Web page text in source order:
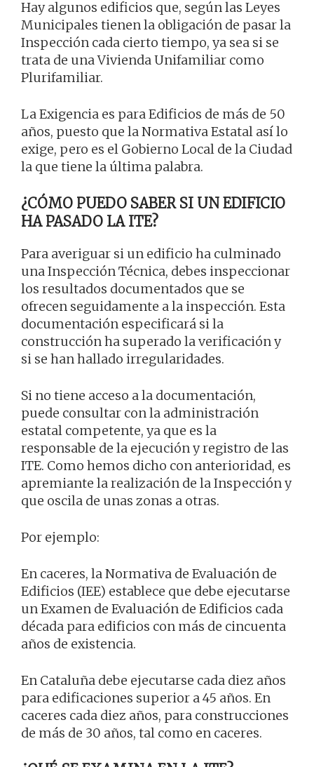
Hay algunos edificios que, según las Leyes
Municipales tienen la obligación de pasar la
Inspección cada cierto tiempo, ya sea si se
trata de una Vivienda Unifamiliar como
Plurifamiliar.
La Exigencia es para Edificios de más de 50
años, puesto que la Normativa Estatal así lo
exige, pero es el Gobierno Local de la Ciudad
la que tiene la última palabra.
¿CÓMO PUEDO SABER SI UN EDIFICIO
HA PASADO LA ITE?
Para averiguar si un edificio ha culminado
una Inspección Técnica, debes inspeccionar
los resultados documentados que se
ofrecen seguidamente a la inspección. Esta
documentación especificará si la
construcción ha superado la verificación y
si se han hallado irregularidades.
Si no tiene acceso a la documentación,
puede consultar con la administración
estatal competente, ya que es la
responsable de la ejecución y registro de las
ITE. Como hemos dicho con anterioridad, es
apremiante la realización de la Inspección y
que oscila de unas zonas a otras.
Por ejemplo:
En caceres, la Normativa de Evaluación de
Edificios (IEE) establece que debe ejecutarse
un Examen de Evaluación de Edificios cada
década para edificios con más de cincuenta
años de existencia.
En Cataluña debe ejecutarse cada diez años
para edificaciones superior a 45 años. En
caceres cada diez años, para construcciones
de más de 30 años, tal como en caceres.